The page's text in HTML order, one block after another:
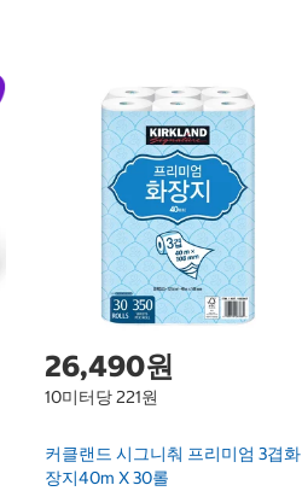
26,490원
10미터당 221원
커클랜드 시그니춰 프리미엄 3겹화
장지40m X 30롤